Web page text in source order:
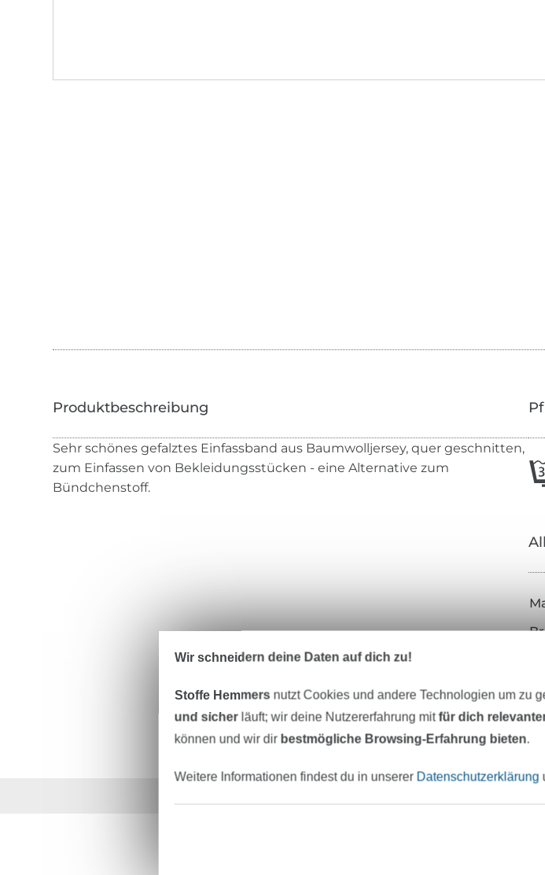
Sehr schönes gefalztes Einfassband aus Baumwolljersey, quer geschnitten,
zum Einfassen von Bekleidungsstücken - eine Alternative zum
Bündchenstoff.
MÖCHTEST DU
Wir schneidern deine Daten auf dich zu!
Stoffe Hemmers nutzt Cookies und andere Technologien um zu
und sicherläuft; wir deine Nutzererfahrung mitfür dich
können und wir dir bestmögliche Browsing-Erfahrung bieten.
Weitere Informationen findest du in unserer Datenschutzerklärung